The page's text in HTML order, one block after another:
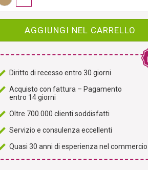
AGGIUNGI NEL CARRELLO
Diritto di recesso entro 30 giorni
Acquisto con fattura – Pagamento
entro 14 giorni
Oltre 700.000 clienti soddisfatti
Servizio e consulenza eccellenti
Quasi 30 anni di esperienza nel